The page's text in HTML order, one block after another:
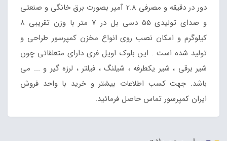
دور در دقیقه و مصرفی 2.8 آمپر بصورت برق خانگی و صنعتی
و صدای تولیدی 55 دسی بل در 7 متر با وزن تقریبی 8
کیلوگرم و امکان نصب روی انواع مخزن کمپرسور طراحی و
تولید شده است . این بلوک اویل فری دارای متعلقاتی چون
شیر برقی ، شیر یکطرفه ، شیلنگ ، فیلتر ، لرزه گیر و ... می
باشد. جهت کسب اطلاعات بیشتر و خرید با واحد فروش
ایران کمپرسور تماس حاصل فرمائید.